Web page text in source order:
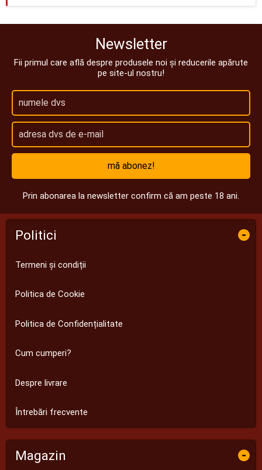
Newsletter
Fii primul care află despre produsele noi și reducerile apărute
pe site-ul nostru!
mă abonez!
Prin abonarea la newsletter confirm că am peste 18 ani.
Politici -
Termeni și condiții
Politica de Cookie
Politica de Confidențialitate
Cum cumperi?
Despre livrare
Întrebări frecvente
Magazin -